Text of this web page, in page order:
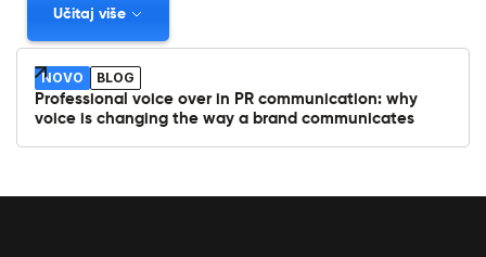
Učitaj više
NOVO
BLOG
Professional voice over in PR communication: why
voice is changing the way a brand communicates